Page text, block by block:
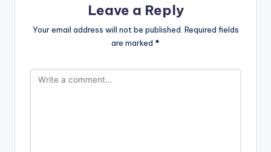
Leave a Reply
Your email address will not be published. Required fields
are marked *